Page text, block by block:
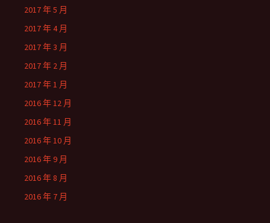
2017 年 5 月
2017 年 4 月
2017 年 3 月
2017 年 2 月
2017 年 1 月
2016 年 12 月
2016 年 11 月
2016 年 10 月
2016 年 9 月
2016 年 8 月
2016 年 7 月